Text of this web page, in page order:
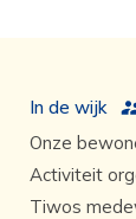
In de wijk
Onze
Activiteit
Tiwos